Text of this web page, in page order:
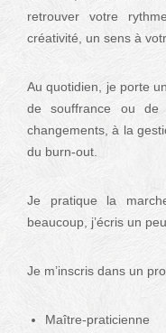
retrouver votre
créativité, un sens à
Au quotidien, je porte
de souffrance ou de
changements, à la
du burn-out.
Je pratique la
beaucoup, j’écris un peu.
Je m’inscris dans un
Maître-